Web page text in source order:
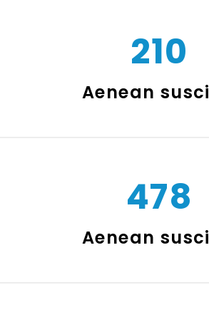
210
Aenean
478
Aenean